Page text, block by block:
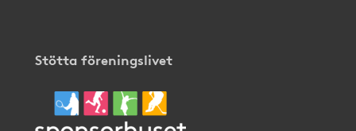
Stötta föreningslivet